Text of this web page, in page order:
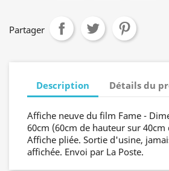
Partager
Description Détails du
Affiche neuve du film Fame -
60cm (60cm de hauteur sur
Affiche pliée. Sortie d'usine,
affichée. Envoi par La Poste.